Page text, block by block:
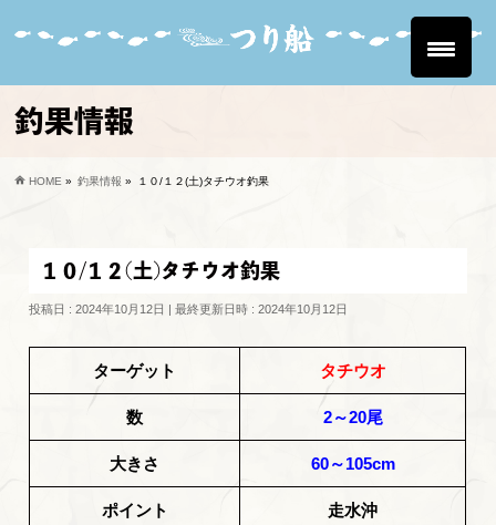
釣果情報
HOME » 釣果情報 » １０/１２(土)タチウオ釣果
１０/１２(土)タチウオ釣果
投稿日 : 2024年10月12日 最終更新日時 : 2024年10月12日
ターゲット タチウオ
数 2～20尾
大きさ 60～105cm
ポイント 走水沖